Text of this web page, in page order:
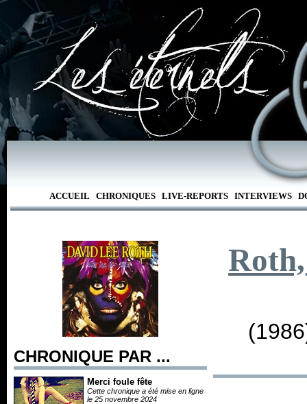
ACCUEIL CHRONIQUES LIVE-REPORTS INTERVIEWS
CHRONIQUE PAR ...
Merci foule fête
Cette chronique a été mise en ligne
le 25 novembre 2024